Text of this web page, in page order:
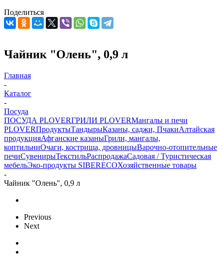
Поделиться
Чайник "Олень", 0,9 л
Главная
-
Каталог
-
Посуда
ПОСУДА PLOVERГРИЛИ PLOVERМангалы и печи
PLOVERПродуктыТандырыКазаны, саджи, ПчакиАлтайская
продукцияАфганские казаныГрили, мангалы,
коптильниОчаги, кострища, дровницыВарочно-отопительные
печиСувенирыТекстильРаспродажаСадовая / Туристическая
мебельЭко-продукты SIBERECOХозяйственные товары
-
Чайник "Олень", 0,9 л
Previous
Next